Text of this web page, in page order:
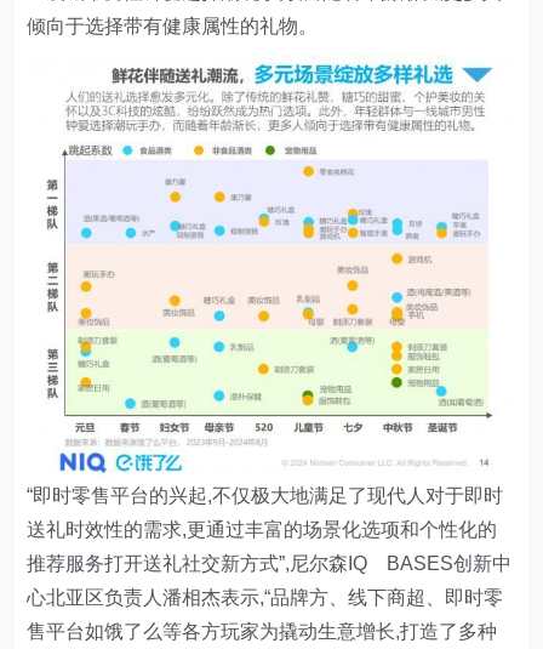
倾向于选择带有健康属性的礼物。
“即时零售平台的兴起,不仅极大地满足了现代人对于即时
送礼时效性的需求,更通过丰富的场景化选项和个性化的
推荐服务打开送礼社交新方式”,尼尔森IQ BASES创新中
心北亚区负责人潘相杰表示,“品牌方、线下商超、即时零
售平台如饿了么等各方玩家为撬动生意增长,打造了多种